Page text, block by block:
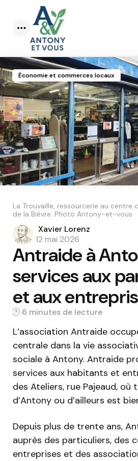
Menu
Économie et commerces locaux
La Trouvaille, ressourcerie au centre
de la Bièvre. Photo Antony-et-vous
Posted
by
Xavier Lorenz
12 mai 2026
Antraide à
services aux
et aux
6 min
L’association Antraide
centrale dans la vie
sociale à Antony. Antraide
services aux habitants et
des Ateliers, rue Pajeaud,
d’Antony ou d’ailleurs est
Depuis plus de trente ans,
auprès des particuliers, des
entreprises et des